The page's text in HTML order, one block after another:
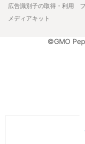
広告識別子の取得・利用
メディアキット
©GMO